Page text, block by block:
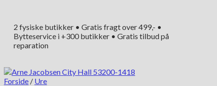
2 fysiske butikker • Gratis fragt over 499,- •
Bytteservice i +300 butikker • Gratis tilbud på
reparation
Forside / Ure